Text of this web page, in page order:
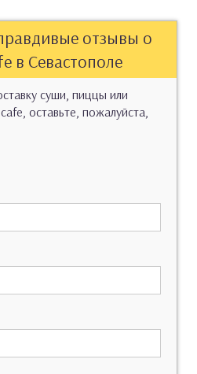
отзывы о
в Севастополе
суши, пиццы или
оставьте, пожалуйста,